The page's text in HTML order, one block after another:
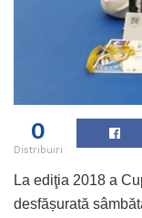
0
Distribuiri
La ediţia 2018 a
desfășurată